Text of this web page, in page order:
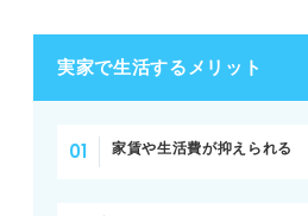
実家で生活するメリット
家賃や生活費が抑えられる